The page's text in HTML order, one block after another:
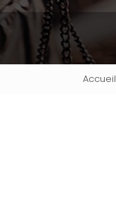
Accueil